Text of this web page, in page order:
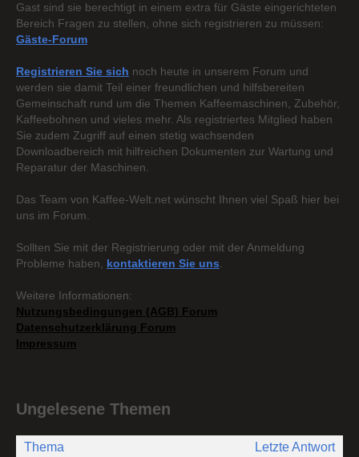
Gast sind sie berechtigt in einem extra für Gäste eingerichteten
Bereich Fragen zu stellen, ohne sich registrieren zu müssen:
Gäste-Forum
Registrieren Sie sich noch heute in unserem Forum und
werden sie damit Teil einer freundlichen und hilfsbereiten
Gemeinschaft rund um die Themen Kaffeemaschinen, Zubehör,
Kaffeebohnen und vieles mehr. Als registriertes Mitglied haben
Sie zudem Zugriff auf einen stetig wachsenden
Downloadbereich mit hilfreichen Dokumenten zur Wartung und
Reparatur der Maschinen.
Das Team von Kaffee-Welt.net wünscht Ihnen viel Spaß hier bei
uns im Forum.
Sollten Sie mit der Registrierung oder mit der Anmeldung
Probleme haben, kontaktieren Sie uns
Weitere Informationen:
Nutzungsbedingungen (AGB) Forum
Datenschutzerklärung Forum
Impressum
Ungelesene Themen
Thema Letzte Antwort